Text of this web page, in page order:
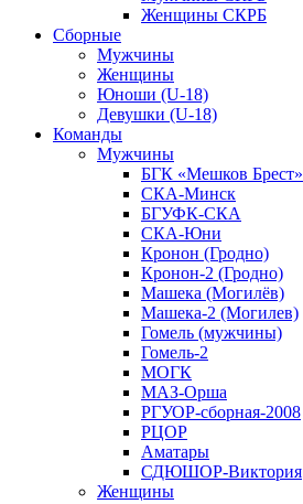
Женщины СКРБ
Сборные
Мужчины
Женщины
Юноши (U-18)
Девушки (U-18)
Команды
Мужчины
БГК «Мешков Брест»
СКА-Минск
БГУФК-СКА
СКА-Юни
Кронон (Гродно)
Кронон-2 (Гродно)
Машека (Могилёв)
Машека-2 (Могилев)
Гомель (мужчины)
Гомель-2
МОГК
МАЗ-Орша
РГУОР-сборная-2008
РЦОР
Аматары
СДЮШОР-Виктория
Женщины